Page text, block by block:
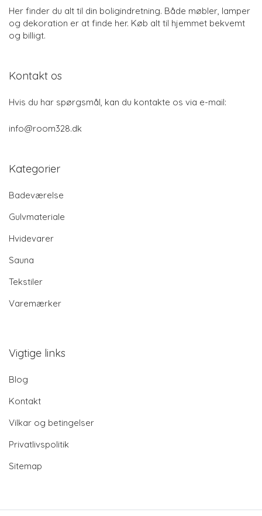
Her finder du alt til din boligindretning. Både møbler, lamper
og dekoration er at finde her. Køb alt til hjemmet bekvemt
og billigt.
Kontakt os
Hvis du har spørgsmål, kan du kontakte os via e-mail:
info@room328.dk
Kategorier
Badeværelse
Gulvmateriale
Hvidevarer
Sauna
Tekstiler
Varemærker
Vigtige links
Blog
Kontakt
Vilkar og betingelser
Privatlivspolitik
Sitemap